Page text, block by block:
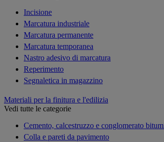
Incisione
Marcatura industriale
Marcatura permanente
Marcatura temporanea
Nastro adesivo di marcatura
Reperimento
Segnaletica in magazzino
Materiali per la finitura e l'edilizia
Vedi tutte le categorie
Cemento, calcestruzzo e conglomerato
Colla e pareti da pavimento